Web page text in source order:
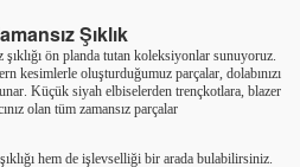
Şıklık
şıklığı ön planda tutan koleksiyonlar sunuyoruz.
kesimlerle oluşturduğumuz parçalar, dolabınızı
Küçük siyah elbiselerden trençkotlara, blazer
olan tüm zamansız parçalar
hem de işlevselliği bir arada bulabilirsiniz.